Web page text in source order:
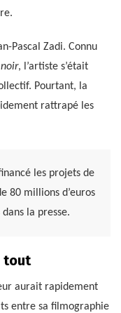
Pascal Zadi. Connu
, l’artiste s’était
Pourtant, la
rattrapé les
les projets de
80 millions d’euros
la presse.
tout
aurait rapidement
entre sa filmographie